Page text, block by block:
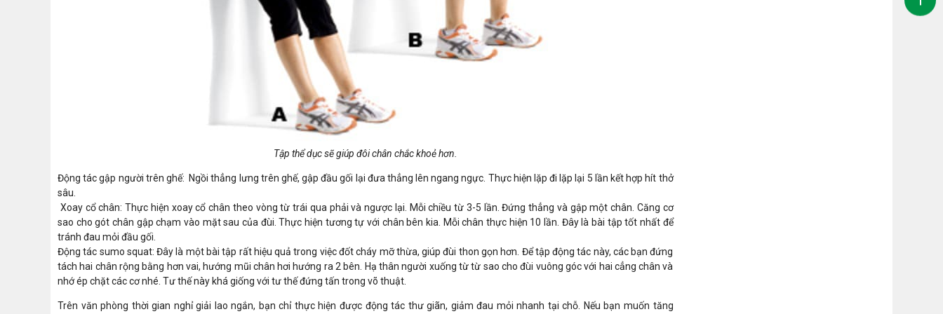
Tập thể dục sẽ giúp đôi chân chắc khoẻ hơn.
Động tác gập người trên ghế: Ngồi thẳng lưng trên ghế, gập đầu gối lại đưa thẳng lên ngang ngực. Thực hiện lặp đi lặp lại 5 lần kết hợp hít thở
sâu.
Xoay cổ chân: Thực hiện xoay cổ chân theo vòng từ trái qua phải và ngược lại. Mỗi chiều từ 3-5 lần. Đứng thẳng và gập một chân. Căng cơ
sao cho gót chân gập chạm vào mặt sau của đùi. Thực hiện tương tự với chân bên kia. Mỗi chân thực hiện 10 lần. Đây là bài tập tốt nhất để
tránh đau mỏi đầu gối.
Động tác sumo squat: Đây là một bài tập rất hiệu quả trong việc đốt cháy mỡ thừa, giúp đùi thon gọn hơn. Để tập động tác này, các bạn đứng
tách hai chân rộng bằng hơn vai, hướng mũi chân hơi hướng ra 2 bên. Hạ thân người xuống từ từ sao cho đùi vuông góc với hai cẳng chân và
nhớ ép chặt các cơ nhé. Tư thế này khá giống với tư thế đứng tấn trong võ thuật.
Trên văn phòng thời gian nghỉ giải lao ngắn, bạn chỉ thực hiện được động tác thư giãn, giảm đau mỏi nhanh tại chỗ. Nếu bạn muốn tăng